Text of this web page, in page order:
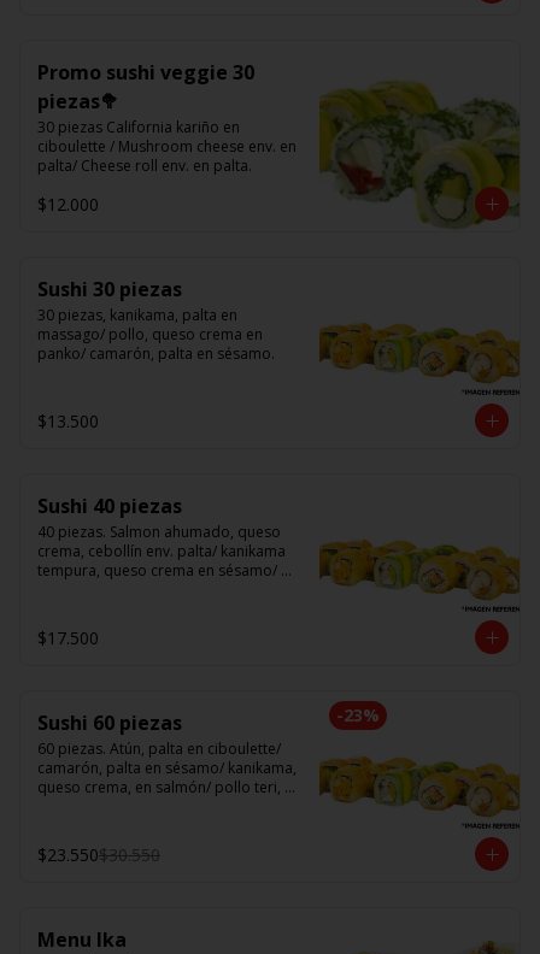
Promo sushi veggie 30
piezas🥦
30 piezas California kariño en
ciboulette / Mushroom cheese env. en
palta/ Cheese roll env. en palta.
$12.000
Sushi 30 piezas
30 piezas, kanikama, palta en
massago/ pollo, queso crema en
panko/ camarón, palta en sésamo.
$13.500
Sushi 40 piezas
40 piezas. Salmon ahumado, queso
crema, cebollín env. palta/ kanikama
tempura, queso crema en sésamo/
$17.500
-23%
Sushi 60 piezas
60 piezas. Atún, palta en ciboulette/
camarón, palta en sésamo/ kanikama,
queso crema, en salmón/ pollo teri,
panko/ camarón, queso crema, en
panko.
$23.550$30.550
Menu Ika